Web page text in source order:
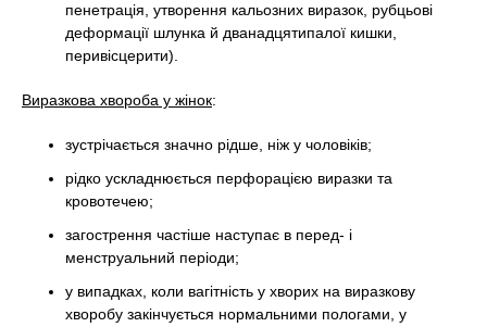
пенетрація, утворення кальозних виразок, рубцьові
деформації шлунка й дванадцятипалої кишки,
перивісцерити).
Виразкова хвороба у жінок:
зустрічається значно рідше, ніж у чоловіків;
рідко ускладнюється перфорацією виразки та
кровотечею;
загострення частіше наступає в перед- і
менструальний періоди;
у випадках, коли вагітність у хворих на виразкову
хворобу закінчується нормальними пологами, у